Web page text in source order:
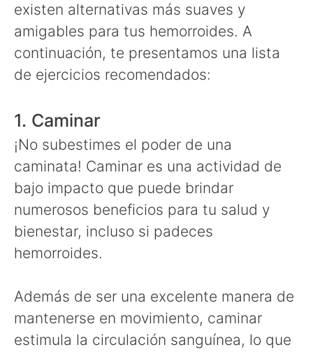
existen alternativas más suaves y
amigables para tus hemorroides. A
continuación, te presentamos una lista
de ejercicios recomendados:
1. Caminar
¡No subestimes el poder de una
caminata! Caminar es una actividad de
bajo impacto que puede brindar
numerosos beneficios para tu salud y
bienestar, incluso si padeces
hemorroides.
Además de ser una excelente manera de
mantenerse en movimiento, caminar
estimula la circulación sanguínea, lo que